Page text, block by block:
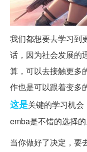
我们都想要去学习到
话，因为社会发展的
算，可以去接触更多
作也是可以跟着变多
这是关键的学习机
emba是不错的选择的
当你做好了决定，要